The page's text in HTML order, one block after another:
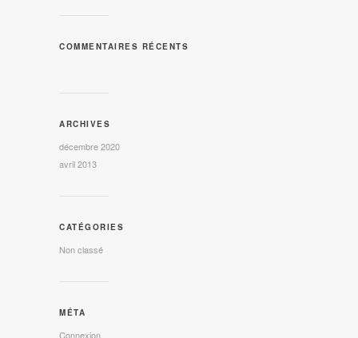
COMMENTAIRES RÉCENTS
ARCHIVES
décembre 2020
avril 2013
CATÉGORIES
Non classé
MÉTA
Connexion